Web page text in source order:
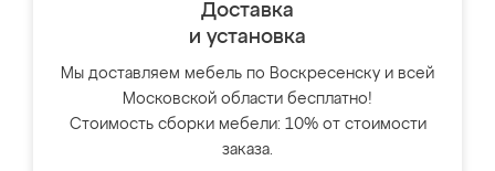
Доставка
и установка
Мы доставляем мебель по Воскресенску и всей
Московской области бесплатно!
Стоимость сборки мебели: 10% от стоимости
заказа.